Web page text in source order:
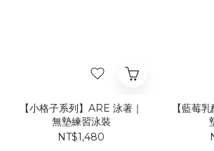
【小格子系列】ARE 泳著｜
無墊練習泳裝
NT$1,480
【藍莓